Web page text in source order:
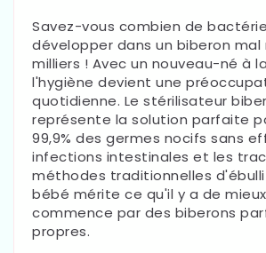
Savez-vous combien de
développer dans un biberon mal
milliers ! Avec un nouveau-né à
l'hygiène devient une
quotidienne. Le stérilisateur
représente la solution parfaite
99,9% des germes nocifs sans
infections intestinales et les
méthodes traditionnelles
bébé mérite ce qu'il y a de
commence par des biberons
propres.